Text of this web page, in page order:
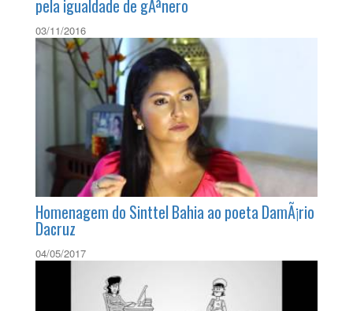
Precisamos falar com os homens? Uma jornada
pela igualdade de gÃªnero
03/11/2016